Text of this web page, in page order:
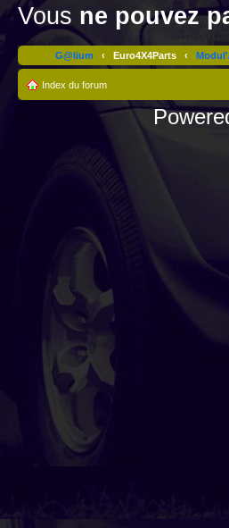
Vous ne pouvez
G@lium ‹ Euro4X4Parts ‹
Index du forum